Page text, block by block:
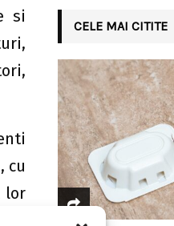
si
cu
lor
CELE MAI CITITE